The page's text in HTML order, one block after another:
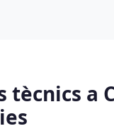
tècnics a